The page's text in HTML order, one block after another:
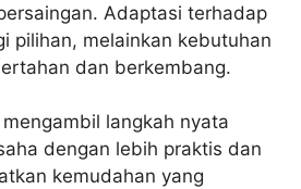
Adaptasi terhadap
pilihan, melainkan kebutuhan
dan berkembang.
langkah nyata
dengan lebih praktis dan
kemudahan yang